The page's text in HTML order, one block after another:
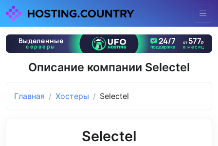
Описание компании Selectel
Главная Хостеры Selectel
Selectel